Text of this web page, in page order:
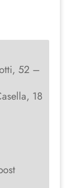
52 –
18